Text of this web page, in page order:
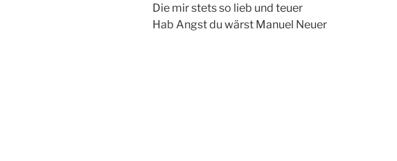
Die mir stets so lieb und teuer
Hab Angst du wärst Manuel Neuer